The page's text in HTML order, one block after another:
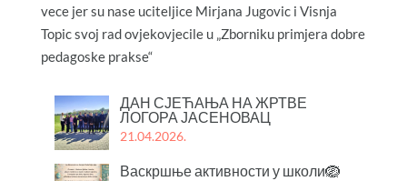
vece jer su nase uciteljice Mirjana Jugovic i Visnja
Topic svoj rad ovjekovjecile u „Zborniku primjera dobre
pedagoske prakse“
ДАН СЈЕЋАЊА НА ЖРТВЕ
ЛОГОРА ЈАСЕНОВАЦ
21.04.2026.
Васкршње активности у школи🪺